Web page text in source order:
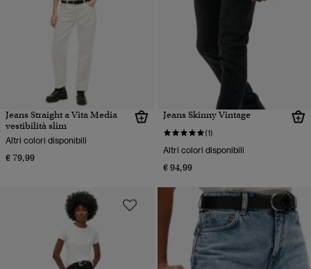
Jeans Straight a Vita Media
vestibilità slim
Altri colori disponibili
€ 79,99
Jeans Skinny Vintage
(1)
Altri colori disponibili
€ 94,99